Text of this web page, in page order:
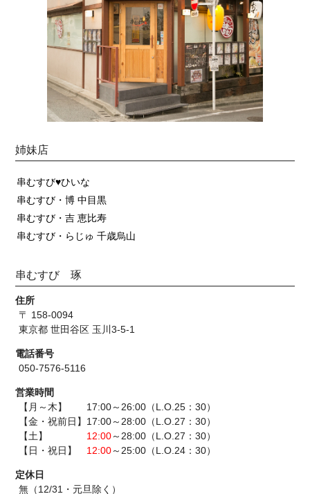
姉妹店
串むすび♥ひいな
串むすび・博 中目黒
串むすび・吉 恵比寿
串むすび・らじゅ 千歳烏山
串むすび 琢
住所
〒 158-0094
東京都 世田谷区 玉川3-5-1
電話番号
050-7576-5116
営業時間
【月～木】 17:00～26:00（L.O.25：30）
【金・祝前日】17:00～28:00（L.O.27：30）
【土】 12:00～28:00（L.O.27：30）
【日・祝日】 12:00～25:00（L.O.24：30）
定休日
無（12/31・元旦除く）